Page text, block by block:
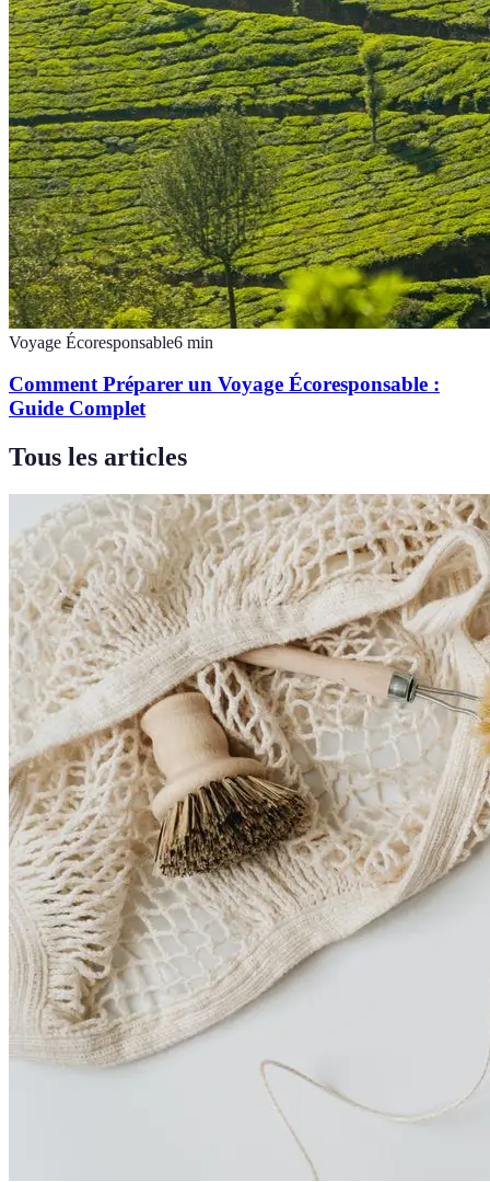
Voyage Écoresponsable6 min
Comment Préparer un Voyage Écoresponsable :
Guide Complet
Tous les articles